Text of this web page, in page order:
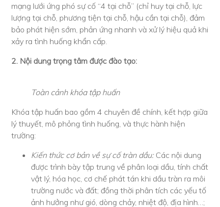
mạng lưới ứng phó sự cố “4 tại chỗ” (chỉ huy tại chỗ, lực
lượng tại chỗ, phương tiện tại chỗ, hậu cần tại chỗ), đảm
bảo phát hiện sớm, phản ứng nhanh và xử lý hiệu quả khi
xảy ra tình huống khẩn cấp.
2. Nội dung trọng tâm được đào tạo:
Toàn cảnh khóa tập huấn
Khóa tập huấn bao gồm 4 chuyên đề chính, kết hợp giữa
lý thuyết, mô phỏng tình huống, và thực hành hiện
trường:
Kiến thức cơ bản về sự cố tràn dầu: Các nội dung
được trình bày tập trung về phân loại dầu, tính chất
vật lý, hóa học, cơ chế phát tán khi dầu tràn ra môi
trường nước và đất; đồng thời phân tích các yếu tố
ảnh hưởng như gió, dòng chảy, nhiệt độ, địa hình…;